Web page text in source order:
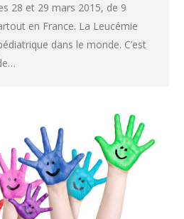
28 et 29 mars 2015, de 9
en France. La Leucémie
dans le monde. C’est